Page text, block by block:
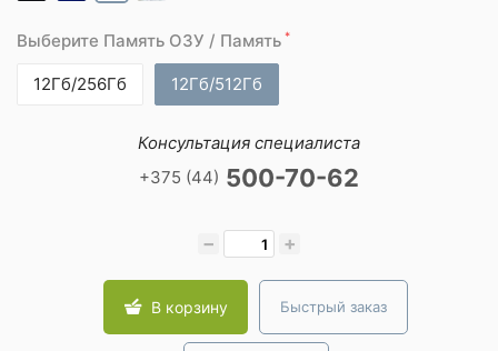
Выберите Память ОЗУ / Память *
12Гб/256Гб 12Гб/512Гб
Консультация специалиста
+375 (44) 500-70-62
− +
В корзину Быстрый заказ